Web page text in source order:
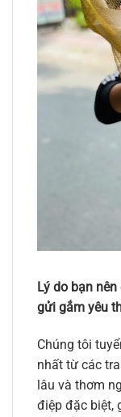
Lý do bạn
gửi gắm yêu
Chúng tôi
nhất từ các
lâu và thơm
điệp đặc biệt,